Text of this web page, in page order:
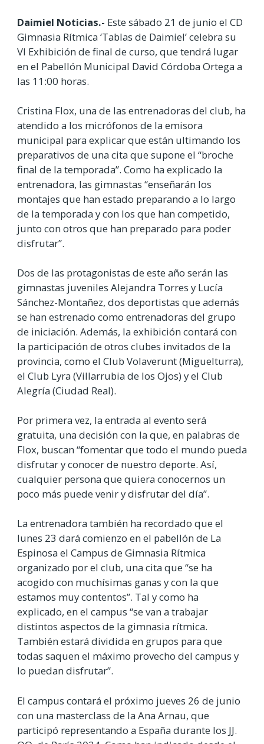
Daimiel Noticias.- Este sábado 21 de junio el CD
Gimnasia Rítmica ‘Tablas de Daimiel’ celebra su
VI Exhibición de final de curso, que tendrá lugar
en el Pabellón Municipal David Córdoba Ortega a
las 11:00 horas.
Cristina Flox, una de las entrenadoras del club, ha
atendido a los micrófonos de la emisora
municipal para explicar que están ultimando los
preparativos de una cita que supone el “broche
final de la temporada”. Como ha explicado la
entrenadora, las gimnastas “enseñarán los
montajes que han estado preparando a lo largo
de la temporada y con los que han competido,
junto con otros que han preparado para poder
disfrutar”.
Dos de las protagonistas de este año serán las
gimnastas juveniles Alejandra Torres y Lucía
Sánchez-Montañez, dos deportistas que además
se han estrenado como entrenadoras del grupo
de iniciación. Además, la exhibición contará con
la participación de otros clubes invitados de la
provincia, como el Club Volaverunt (Miguelturra),
el Club Lyra (Villarrubia de los Ojos) y el Club
Alegría (Ciudad Real).
Por primera vez, la entrada al evento será
gratuita, una decisión con la que, en palabras de
Flox, buscan “fomentar que todo el mundo pueda
disfrutar y conocer de nuestro deporte. Así,
cualquier persona que quiera conocernos un
poco más puede venir y disfrutar del día”.
La entrenadora también ha recordado que el
lunes 23 dará comienzo en el pabellón de La
Espinosa el Campus de Gimnasia Rítmica
organizado por el club, una cita que “se ha
acogido con muchísimas ganas y con la que
estamos muy contentos”. Tal y como ha
explicado, en el campus “se van a trabajar
distintos aspectos de la gimnasia rítmica.
También estará dividida en grupos para que
todas saquen el máximo provecho del campus y
lo puedan disfrutar”.
El campus contará el próximo jueves 26 de junio
con una masterclass de la Ana Arnau, que
participó representando a España durante los JJ.